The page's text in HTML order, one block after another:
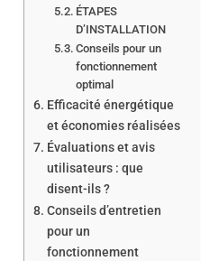
ÉTAPES
D’INSTALLATION
Conseils pour un
fonctionnement
optimal
Efficacité énergétique
et économies réalisées
Évaluations et avis
utilisateurs : que
disent-ils ?
Conseils d’entretien
pour un
fonctionnement